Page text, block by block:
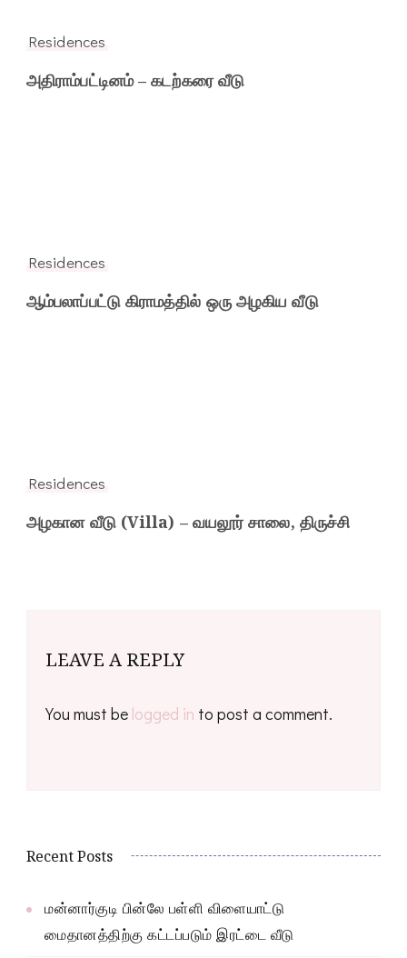
Residences
அதிராம்பட்டினம் – கடற்கரை வீடு
Residences
ஆம்பலாப்பட்டு கிராமத்தில் ஒரு அழகிய வீடு
Residences
அழகான வீடு (Villa) – வயலூர் சாலை, திருச்சி
LEAVE A REPLY
You must be logged in to post a comment.
Recent Posts
மன்னார்குடி பின்லே பள்ளி விளையாட்டு
மைதானத்திற்கு கட்டப்படும் இரட்டை வீடு